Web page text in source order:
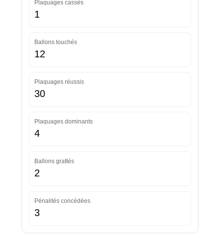
Plaquages cassés
1
Ballons touchés
12
Plaquages réussis
30
Plaquages dominants
4
Ballons grattés
2
Pénalités concédées
3